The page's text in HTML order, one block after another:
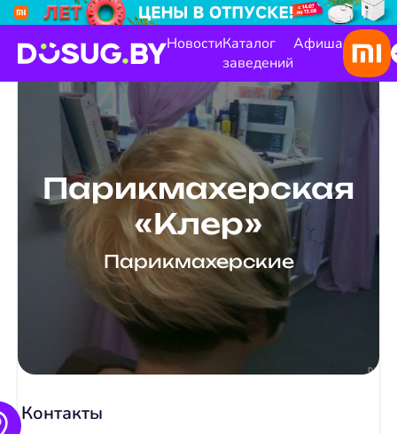
НовостиКаталог
заведений
Афиша
Парикмахерская
«Клер»
Парикмахерские
Контакты